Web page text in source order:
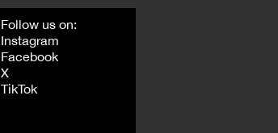
Follow us on:
Instagram
Facebook
X
TikTok